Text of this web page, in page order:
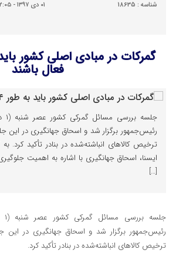
شناسه : 18635 ۰۱ دی ۱۳۹۷ - ۲۲:۰۵
فعال باشند
رئیس‌جمهور برگزار شد و اسحاق جهانگیری در این
ترخیص کالاهای انباشته‌شده در بنادر تأکید کرد.
ایسنا، اسحاق جهانگیری با اشاره به اهمیت
[…]
رئیس‌جمهور برگزار شد و اسحاق جهانگیری در این
ترخیص کالاهای انباشته‌شده در بنادر تأکید کرد.